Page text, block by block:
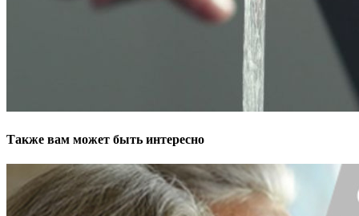
Также вам может быть интересно